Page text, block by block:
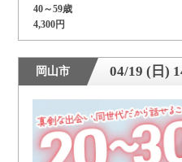
40～59歳
4,300円
岡山市 04/19 (日)